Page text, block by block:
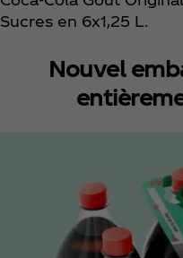
Sucres en 6x1,25 L.
Nouvel